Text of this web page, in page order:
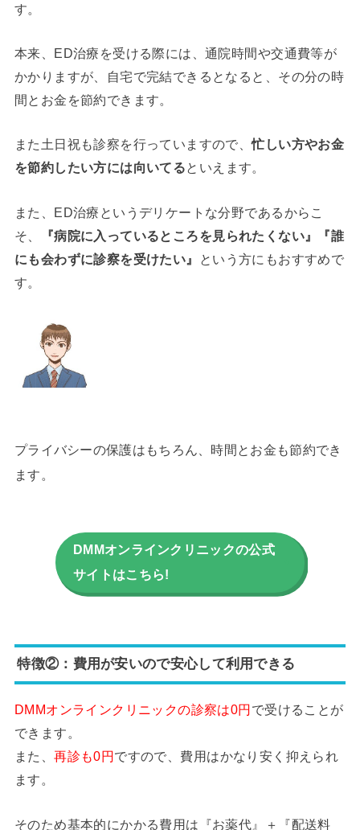
す。
本来、ED治療を受ける際には、通院時間や交通費等が
かかりますが、自宅で完結できるとなると、その分の時
間とお金を節約できます。
また土日祝も診察を行っていますので、忙しい方やお金
を節約したい方には向いてるといえます。
また、ED治療というデリケートな分野であるからこ
そ、
『病院に入っているところを見られたくない』『誰
にも会わずに診察を受けたい』
という方にもおすすめで
す。
プライバシーの保護はもちろん、時間とお金も節約でき
ます。
DMMオンラインクリニックの公式
サイトはこちら!
特徴②：費用が安いので安心して利用できる
DMMオンラインクリニックの診察は0円で受けることが
できます。
また、再診も0円ですので、費用はかなり安く抑えられ
ます。
そのため基本的にかかる費用は『お薬代』＋『配送料